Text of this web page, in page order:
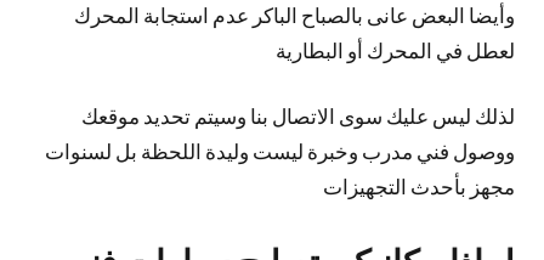
وأيضا البعض عانى بالصباح الباكر عدم استجابة المحرك
لعطل في المحرك أو البطارية
لذلك ليس عليك سوى الاتصال بنا وسيتم تحديد موقعك
ووصول فني مدرب وخبرة ليست وليدة اللحظة بل لسنوات
مجهز بأحدث التجهيزات